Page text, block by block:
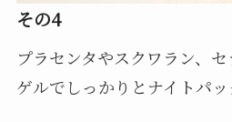
その4
プラセンタやスクワラン、
ゲルでしっかりとナイトパッ